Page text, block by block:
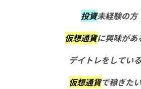
投資未経験の方
仮想通貨に興味があ
デイトレをしてい
仮想通貨で稼ぎた